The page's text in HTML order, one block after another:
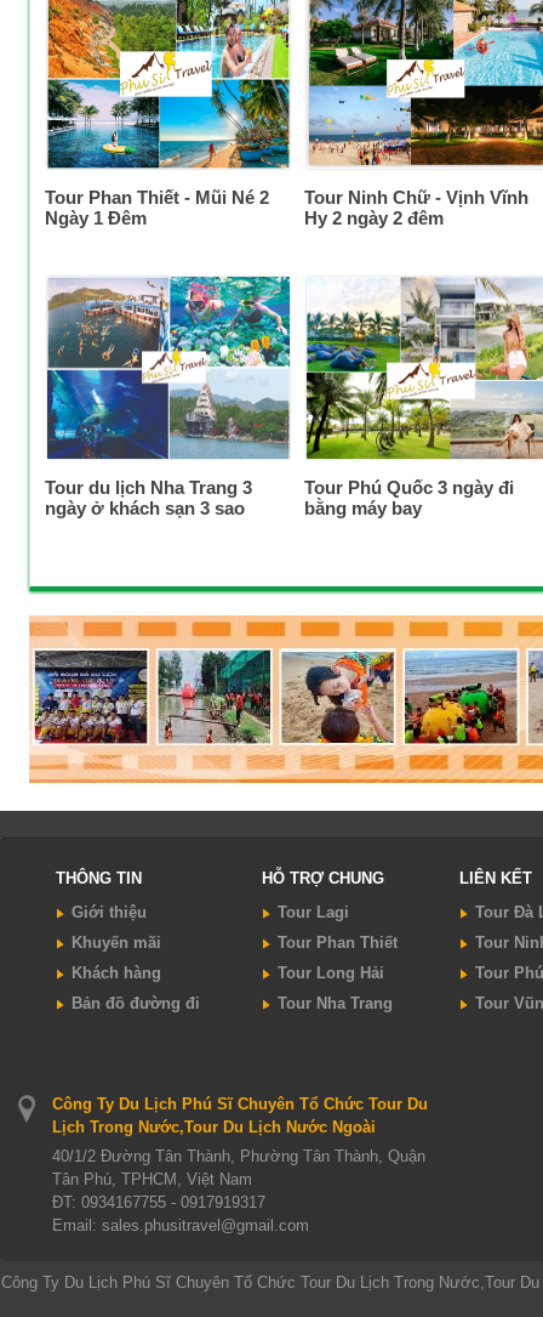
Tour Phan Thiết - Mũi Né 2
Ngày 1 Đêm
Tour Ninh Chữ - Vịnh Vĩnh
Hy 2 ngày 2 đêm
Tour du lịch Nha Trang 3
ngày ở khách sạn 3 sao
Tour Phú Quốc 3 ngày đi
bằng máy bay
THÔNG TIN
Giới thiệu
Khuyến mãi
Khách hàng
Bản đồ đường đi
HỖ TRỢ CHUNG
Tour Lagi
Tour Phan Thiết
Tour Long Hải
Tour Nha Trang
LIÊN KẾT
Tour Đà
Tour
Tour
Tour
Công Ty Du Lịch Phú Sĩ Chuyên Tổ Chức Tour Du
Lịch Trong Nước,Tour Du Lịch Nước Ngoài
40/1/2 Đường Tân Thành, Phường Tân Thành, Quận
Tân Phú, TPHCM, Việt Nam
ĐT: 0934167755 - 0917919317
Email: sales.phusitravel@gmail.com
Công Ty Du Lịch Phú Sĩ Chuyên Tổ Chức Tour Du Lịch Trong Nước,Tour